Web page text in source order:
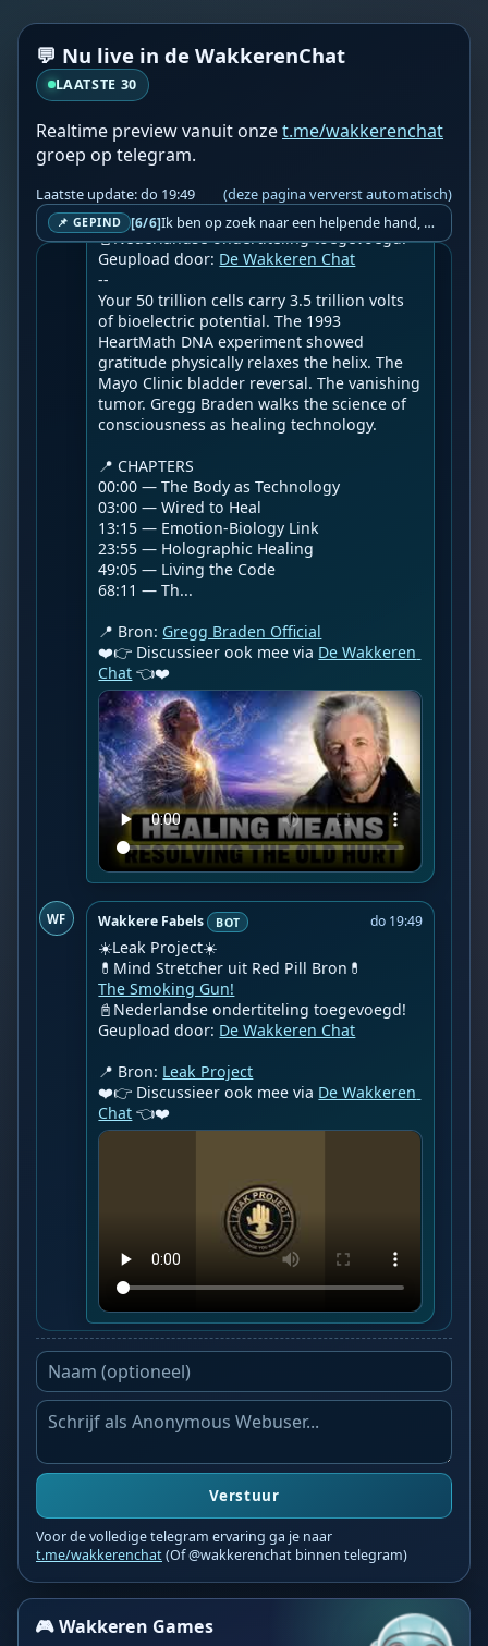
💬 Nu live in de WakkerenChat
LAATSTE 30
Realtime preview vanuit onzet.me/wakkerenchat
groep op telegram.
Laatste update: do 19:49 (deze pagina ververst automatisch)
📌 GEPIND [6/6] Ik ben op zoek naar een helpende hand, een menselijk oog, een admin die helpt met controleren of de chat wel correct word gemodereerd word door NoMoSpam. 98% gaat automatisch goed, toch ik dit nooit helemaal loslaten en moet er altijd een mens mee blijven opletten bij elke beslissing die gemaakt word. Waar bestaan de werkzaamheden uit? Mee kijken in admin log kanaal naar alle drugs/porno/scams die voorbij komen en in het geval van een randgevalletje, ingrijpen en b.v. een verwijderd maar wel toegestaan bericht terug plaatsen met een druk op de knop. tsja zo banaal en simpel is het gesteld.. Word je hier blij van? Nee. Strookt het je ego? Nee. Word je er beter van? Nee. Kost het veel tijd? Totaal niet, consistentie en regelmaat is belangrijker dan 'er even voor kunnen gaan zitten'.. het werk is in een paar seconden gepiept.. je checkt puur of AI de juiste beslissing heeft gemaakt.. …
WF Wakkere Fabels BOT do 18:30
☀️Gregg Braden Official☀️
Scientists Were Wrong: Your Emotions Phys
ically Rewire Your DNA | Gregg Braden
📓Nederlandse ondertiteling toegevoegd!
Geupload door: De Wakkeren Chat
--
Your 50 trillion cells carry 3.5 trillion volts
of bioelectric potential. The 1993
HeartMath DNA experiment showed
gratitude physically relaxes the helix. The
Mayo Clinic bladder reversal. The vanishing
tumor. Gregg Braden walks the science of
consciousness as healing technology.
📍 CHAPTERS
00:00 — The Body as Technology
03:00 — Wired to Heal
13:15 — Emotion-Biology Link
23:55 — Holographic Healing
49:05 — Living the Code
68:11 — Th...
📍 Bron: Gregg Braden Official
❤️👉 Discussieer ook mee via De Wakkeren
Chat 👈❤️
WF Wakkere Fabels BOT do 19:49
☀️Leak Project☀️
The Smoking Gun!
📓Nederlandse ondertiteling toegevoegd!
Geupload door: De Wakkeren Chat
📍 Bron: Leak Project
❤️👉 Discussieer ook mee via De Wakkeren
Chat 👈❤️
Verstuur
Voor de volledige telegram ervaring ga je naar
t.me/wakkerenchat(Of @wakkerenchat binnen telegram)
🎮 Wakkeren Games